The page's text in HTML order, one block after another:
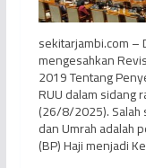
sekitarjambi.com –
mengesahkan
2019 Tentang
RUU dalam sidang
(26/8/2025). Salah
dan Umrah adalah
(BP) Haji menjadi